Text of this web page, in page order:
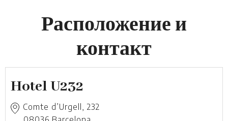
Расположение и
контакт
Hotel U232
Comte d’Urgell, 232